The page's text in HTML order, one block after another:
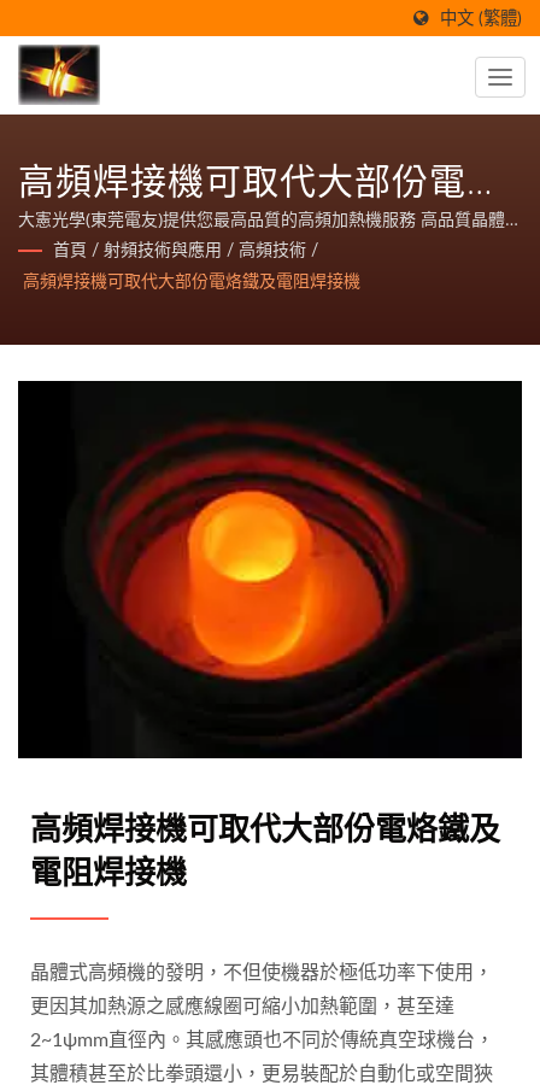
中文 (繁體)
高頻焊接機可取代大部份電烙
鐵及電阻焊接機
大憲光學(東莞電友)提供您最高品質的高頻加熱機服務 高品質晶體式
高週波加熱機，任何金屬可熱，低用電量 適用於焊接、熱鍛、沖
壓、熔煉、焠火硬化、回火軟化，依物件大小及加熱層深淺使用相
質的高頻加熱機服務 高品質晶體式高週波加熱機，任何金屬可熱，
低用電量 適用於焊接、熱鍛、沖壓、熔煉、焠火硬化、回火軟化，
依物件大小及加熱層深淺使用相對應之功率、頻率
首頁 / 射頻技術與應用 / 高頻技術 /
高頻焊接機可取代大部份電烙鐵及電阻焊接機
高頻焊接機可取代大部份電烙鐵及
電阻焊接機
晶體式高頻機的發明，不但使機器於極低功率下使用，
更因其加熱源之感應線圈可縮小加熱範圍，甚至達
2~1ψmm直徑內。其感應頭也不同於傳統真空球機台，
其體積甚至於比拳頭還小，更易裝配於自動化或空間狹